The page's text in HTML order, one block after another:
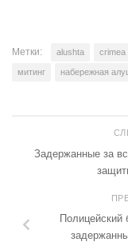
Метки: alushta crimea
митинг набережная
Задержанные за
Полицейский